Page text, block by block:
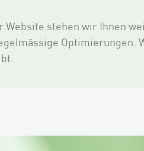
Website stehen wir Ihnen
Optimierungen.